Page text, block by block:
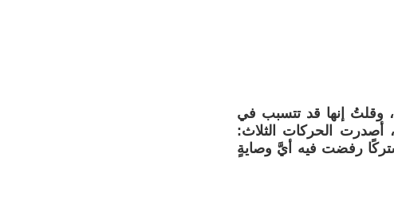
وقلتُ إنها قد تتسبب في
أصدرت الحركات الثلاث:
رفضت فيه أيَّ وصايةٍ